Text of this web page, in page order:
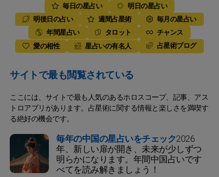
毎日の星占い
明日の星占い
明後日の占い
週間占星術
毎月の星占い
年間星占い
タロット
チャンス
愛の相性
星占いの有名人 占星術ブログ
サイトで最も閲覧されている
ここには、サイトで最も人気のあるホロスコープ、記事、アス
トロアプリがあります。占星術に関する情報と楽しさを満喫す
る絶好の機会です。
毎年の中国の星占いをチェック2026
年、新しい扉が開き、未来が少しずつ
明らかになります。年間中国占いです
べてを読み解きましょう！